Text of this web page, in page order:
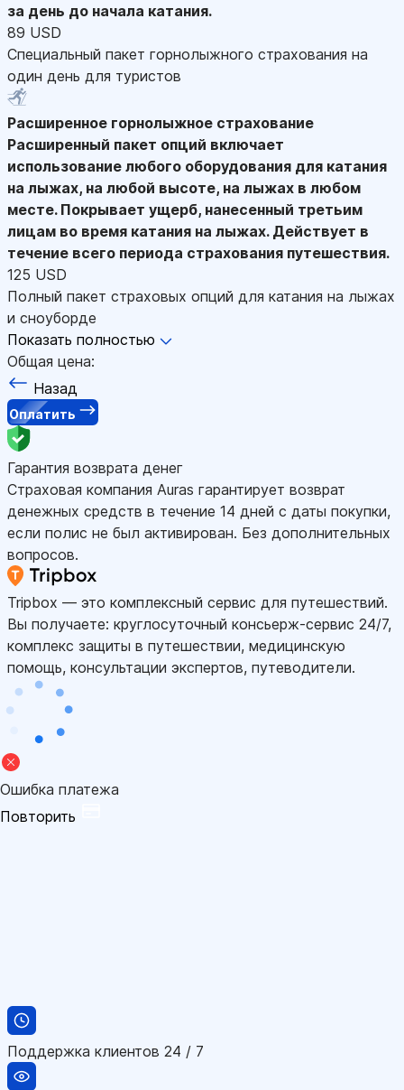
за день до начала катания.
89 USD
Специальный пакет горнолыжного страхования на
один день для туристов
Расширенное горнолыжное страхование
Расширенный пакет опций включает
использование любого оборудования для катания
на лыжах, на любой высоте, на лыжах в любом
месте. Покрывает ущерб, нанесенный третьим
лицам во время катания на лыжах. Действует в
течение всего периода страхования путешествия.
125 USD
Полный пакет страховых опций для катания на лыжах
и сноуборде
Показать полностью
Общая цена:
Назад
Оплатить
Гарантия возврата денег
Страховая компания Auras гарантирует возврат
денежных средств в течение 14 дней с даты покупки,
если полис не был активирован. Без дополнительных
вопросов.
Tripbox — это комплексный сервис для путешествий.
Вы получаете: круглосуточный консьерж-сервис 24/7,
комплекс защиты в путешествии, медицинскую
помощь, консультации экспертов, путеводители.
Ошибка платежа
Повторить
Поддержка клиентов 24 / 7